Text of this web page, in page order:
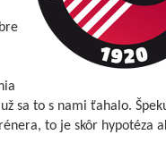
sa to s nami ťahalo.
to je skôr hypotéza